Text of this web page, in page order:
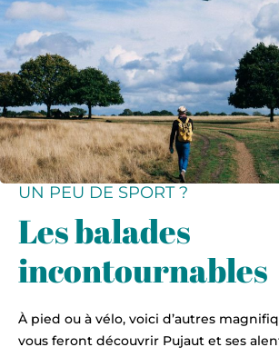
UN PEU DE SPORT ?
Les balades
incontournables
À pied ou à vélo, voici d’autres
vous feront découvrir Pujaut et ses